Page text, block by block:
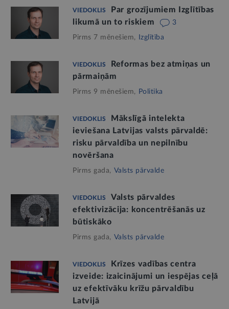
VIEDOKLIS
Par grozījumiem Izglītības
likumā un to riskiem
3
Pirms 7 mēnešiem, Izglītība
VIEDOKLIS
Reformas bez atmiņas un
pārmaiņām
Pirms 9 mēnešiem, Politika
VIEDOKLIS
Mākslīgā intelekta
ieviešana Latvijas valsts pārvaldē:
risku pārvaldība un nepilnību
novēršana
Pirms gada, Valsts pārvalde
VIEDOKLIS
Valsts pārvaldes
efektivizācija: koncentrēšanās uz
būtiskāko
Pirms gada, Valsts pārvalde
VIEDOKLIS
Krīzes vadības centra
izveide: izaicinājumi un iespējas ceļā
uz efektīvāku krīžu pārvaldību
Latvijā